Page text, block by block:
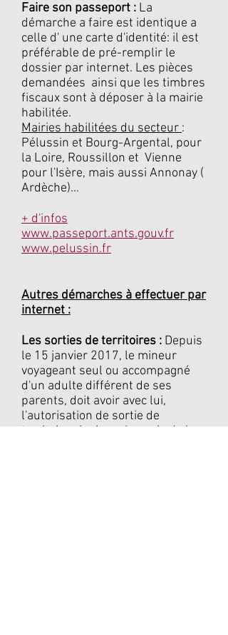
Faire son passeport : La
démarche a faire est identique a
celle d' une carte d'identité: il est
préférable de pré-remplir le
dossier par internet. Les pièces
demandées ainsi que les timbres
fiscaux sont à déposer à la mairie
habilitée.
Mairies habilitées du secteur :
Pélussin et Bourg-Argental, pour
la Loire, Roussillon et Vienne
pour l'Isère, mais aussi Annonay (
Ardèche)...
+ d'infos
www.passeport.ants.gouv.fr
www.pelussin.fr
Autres démarches à effectuer par
internet :
Les sorties de territoires : Depuis
le 15 janvier 2017, le mineur
voyageant seul ou accompagné
d'un adulte différent de ses
parents, doit avoir avec lui,
l'autorisation de sortie de
territoire ainsi que la copie de la